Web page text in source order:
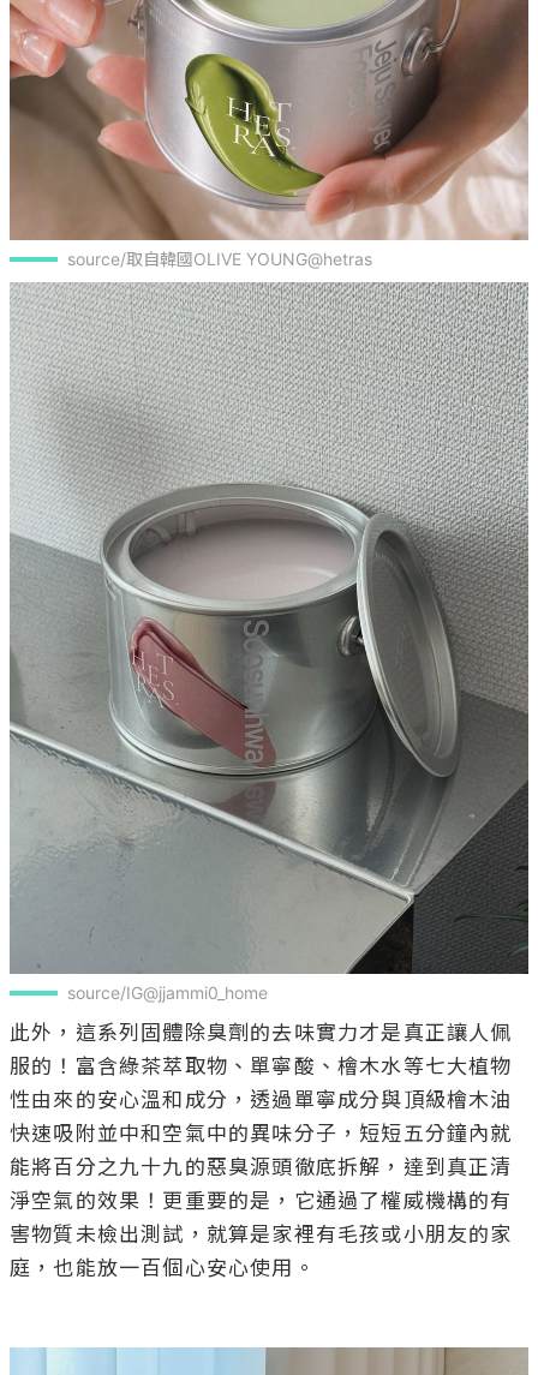
source/取自韓國OLIVE YOUNG@hetras
source/IG@jjammi0_home
此外，這系列固體除臭劑的去味實力才是真正讓人佩
服的！富含綠茶萃取物、單寧酸、檜木水等七大植物
性由來的安心溫和成分，透過單寧成分與頂級檜木油
快速吸附並中和空氣中的異味分子，短短五分鐘內就
能將百分之九十九的惡臭源頭徹底拆解，達到真正清
淨空氣的效果！更重要的是，它通過了權威機構的有
害物質未檢出測試，就算是家裡有毛孩或小朋友的家
庭，也能放一百個心安心使用。